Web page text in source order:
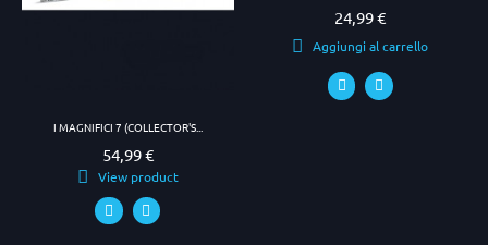
I MAGNIFICI 7 (COLLECTOR'S...
Prezzo
54,99 €
View product
Prezzo
24,99 €
Aggiungi al carrello